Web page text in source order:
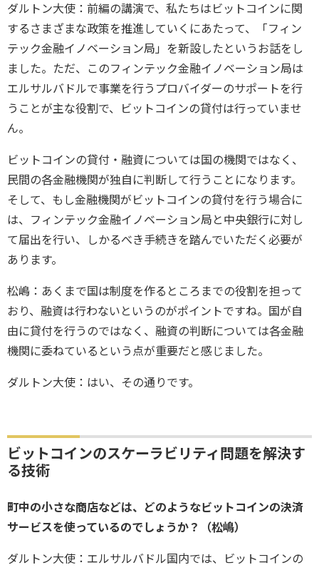
ダルトン大使：前編の講演で、私たちはビットコインに関
するさまざまな政策を推進していくにあたって、「フィン
テック金融イノベーション局」を新設したというお話をし
ました。ただ、このフィンテック金融イノベーション局は
エルサルバドルで事業を行うプロバイダーのサポートを行
うことが主な役割で、ビットコインの貸付は行っていませ
ん。
ビットコインの貸付・融資については国の機関ではなく、
民間の各金融機関が独自に判断して行うことになります。
そして、もし金融機関がビットコインの貸付を行う場合に
は、フィンテック金融イノベーション局と中央銀行に対し
て届出を行い、しかるべき手続きを踏んでいただく必要が
あります。
松嶋：あくまで国は制度を作るところまでの役割を担って
おり、融資は行わないというのがポイントですね。国が自
由に貸付を行うのではなく、融資の判断については各金融
機関に委ねているという点が重要だと感じました。
ダルトン大使：はい、その通りです。
ビットコインのスケーラビリティ問題を解決す
る技術
町中の小さな商店などは、どのようなビットコインの決済
サービスを使っているのでしょうか？（松嶋）
ダルトン大使：エルサルバドル国内では、ビットコインの